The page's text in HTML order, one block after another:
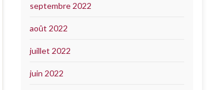
septembre 2022
août 2022
juillet 2022
juin 2022